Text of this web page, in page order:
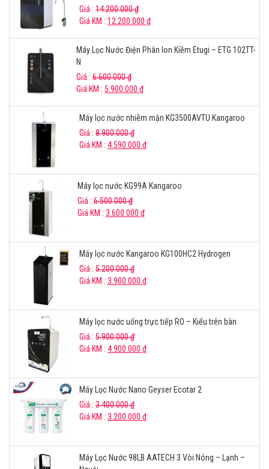
Giá : 14.200.000₫
Giá KM : 12.200.000 ₫
Máy Lọc Nước Điện Phân Ion Kiềm Etugi – ETG 102TT-
N
Giá : 6.600.000₫
Giá KM : 5.900.000 ₫
Máy lọc nước nhiễm mặn KG3500AVTU Kangaroo
Giá : 8.900.000₫
Giá KM : 4.590.000 ₫
Máy lọc nước KG99A Kangaroo
Giá : 6.500.000₫
Giá KM : 3.600.000 ₫
Máy lọc nước Kangaroo KG100HC2 Hydrogen
Giá : 5.200.000₫
Giá KM : 3.900.000 ₫
Máy lọc nước uống trực tiếp RO – Kiểu trên bàn
Giá : 5.900.000₫
Giá KM : 4.900.000 ₫
Máy Lọc Nước Nano Geyser Ecotar 2
Giá : 3.400.000₫
Giá KM : 3.200.000 ₫
Máy Lọc Nước 98LB AATECH 3 Vòi Nóng – Lạnh –